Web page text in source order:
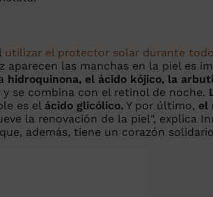
utilizar el protector solar durante
aparecen las manchas en la piel es
hidroquinona, el ácido kójico, la
se combina con el retinol de noche.
es el ácido glicólico. Y por último, el
la renovación de la piel", explica
además, tiene un corazón